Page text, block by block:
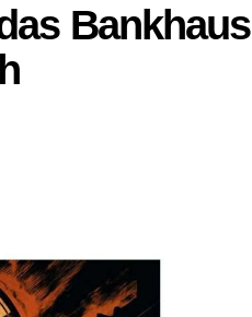
Bankhaus